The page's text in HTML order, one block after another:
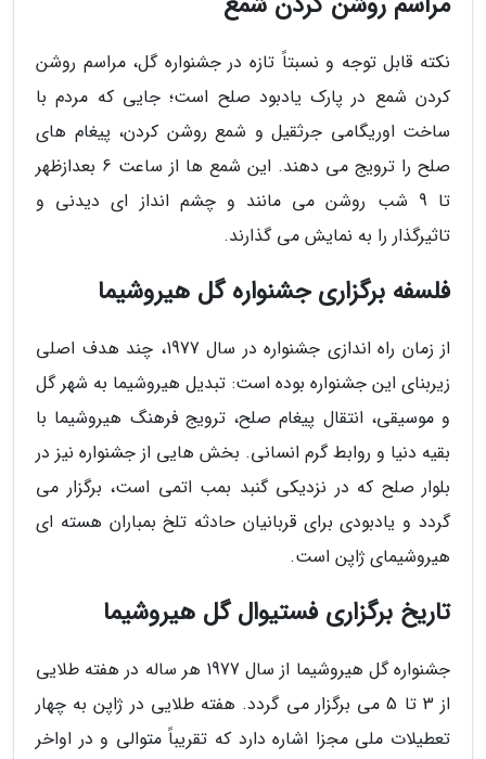
نکته قابل توجه و نسبتاً تازه در جشنواره گل، مراسم روشن
کردن شمع در پارک یادبود صلح است؛ جایی که مردم با
ساخت اوریگامی جرثقیل و شمع روشن کردن، پیغام های
صلح را ترویج می دهند. این شمع ها از ساعت 6 بعدازظهر
تا 9 شب روشن می مانند و چشم انداز ای دیدنی و
تاثیرگذار را به نمایش می گذارند.
فلسفه برگزاری جشنواره گل هیروشیما
از زمان راه اندازی جشنواره در سال 1977، چند هدف اصلی
زیربنای این جشنواره بوده است: تبدیل هیروشیما به شهر گل
و موسیقی، انتقال پیغام صلح، ترویج فرهنگ هیروشیما با
بقیه دنیا و روابط گرم انسانی. بخش هایی از جشنواره نیز در
بلوار صلح که در نزدیکی گنبد بمب اتمی است، برگزار می
گردد و یادبودی برای قربانیان حادثه تلخ بمباران هسته ای
هیروشیمای ژاپن است.
تاریخ برگزاری فستیوال گل هیروشیما
جشنواره گل هیروشیما از سال 1977 هر ساله در هفته طلایی
از 3 تا 5 می برگزار می گردد. هفته طلایی در ژاپن به چهار
تعطیلات ملی مجزا اشاره دارد که تقریباً متوالی و در اواخر